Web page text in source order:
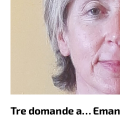
Tre domande a…